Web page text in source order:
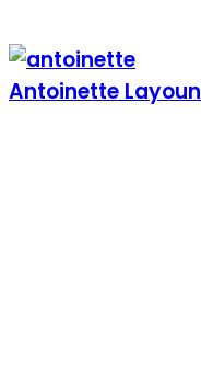
Antoinette Layoun